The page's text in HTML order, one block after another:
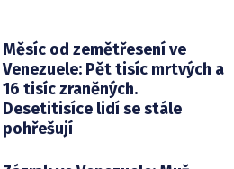
Měsíc od zemětřesení ve
Venezuele: Pět tisíc mrtvých a
16 tisíc zraněných.
Desetitisíce lidí se stále
pohřešují